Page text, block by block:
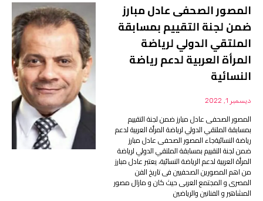
المصور الصحفى عادل مبارز
ضمن لجنة التقييم بمسابقة
الملتقي الدولي لرياضة
المرأة العربية لدعم رياضة
النسائية
ديسمبر 1, 2022
المصور الصحفى عادل مبارز ضمن لجنة التقييم
بمسابقة الملتقي الدولي لرياضة المرأة العربية لدعم
رياضة النسائيةجاء المصور الصحفى عادل مبارز
ضمن لجنة التقييم بمسابقة الملتقي الدولي لرياضة
المرأة العربية لدعم الرياضة النسائية، يعتبر عادل مبارز
من اهم المصورين الصحفيين فى تاريخ الفن
المصرى و المجتمع العربى حيث كان و مازال مصور
المشاهير و الفنانين والرياضين